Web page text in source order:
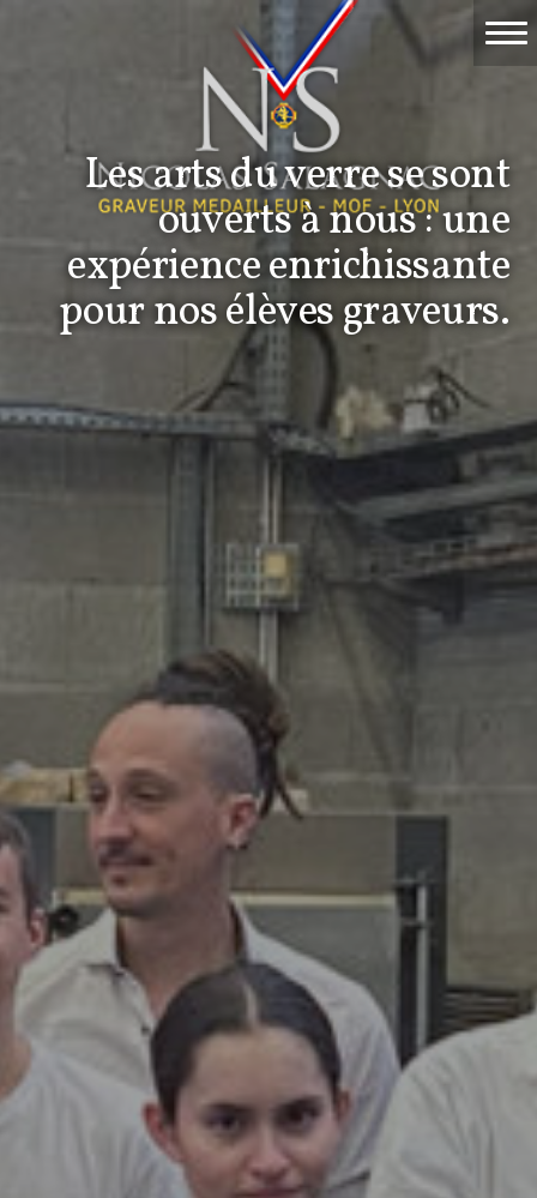
Les arts du verre se sont
ouverts à nous : une
expérience enrichissante
pour nos élèves graveurs.
Événements
Nicolas Salagnac
La Gravure
Contact & devis